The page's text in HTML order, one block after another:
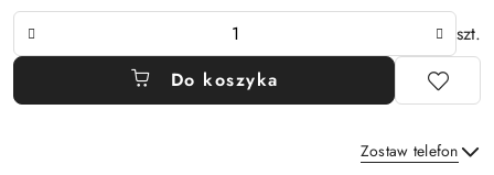
Ilość
szt.
Do koszyka
Zostaw telefon